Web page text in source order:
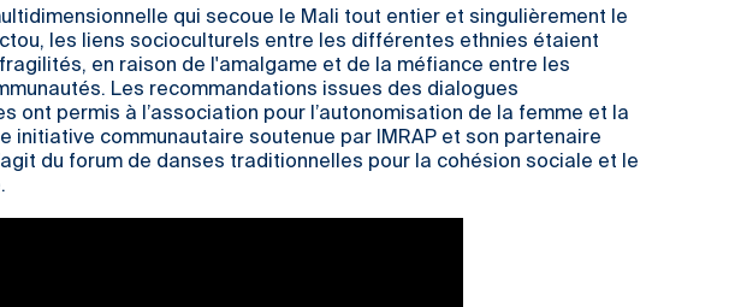
qui secoue le Mali tout entier et singulièrement le
les liens socioculturels entre les différentes ethnies étaient
en raison de l'amalgame et de la méfiance entre les
Les recommandations issues des dialogues
ont permis à l’association pour l’autonomisation de la femme et la
initiative communautaire soutenue par IMRAP et son partenaire
du forum de danses traditionnelles pour la cohésion sociale et le